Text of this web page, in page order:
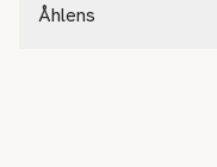
Åhlens